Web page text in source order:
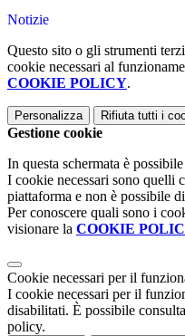
Notizie
Questo sito o gli strumenti
cookie necessari al
COOKIE POLICY.
Personalizza Rifiuta tutti i
Gestione cookie
In questa schermata è
I cookie necessari sono quelli
piattaforma e non è possibile
Per conoscere quali sono i
visionare la COOKIE
Cookie necessari per il
I cookie necessari per il
disabilitati. È possibile
policy.